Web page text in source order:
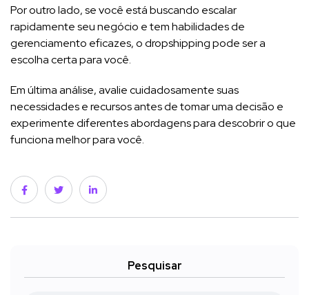
Por outro lado, se você está buscando escalar
rapidamente seu negócio e tem habilidades de
gerenciamento eficazes, o dropshipping pode ser a
escolha certa para você.
Em última análise, avalie cuidadosamente suas
necessidades e recursos antes de tomar uma decisão e
experimente diferentes abordagens para descobrir o que
funciona melhor para você.
Pesquisar